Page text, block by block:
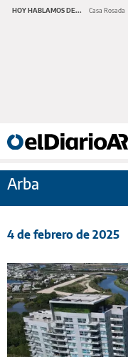
HOY HABLAMOS DE... Casa Rosada
Arba
4 de febrero de 2025